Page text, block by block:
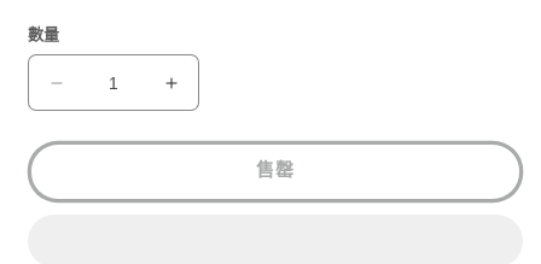
數量
GEAR
AID
PRO
防
GEAR
AID
PRO
CLEANER
防
售罄